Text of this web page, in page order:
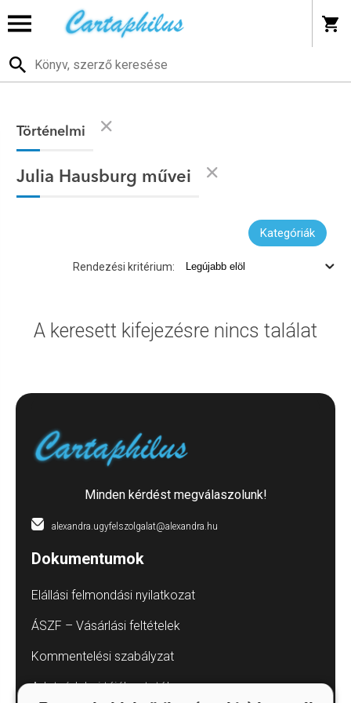
Történelmi
Julia Hausburg művei
Kategóriák
Rendezési kritérium:
A keresett kifejezésre nincs találat
Minden kérdést megválaszolunk!
alexandra.ugyfelszolgalat@alexandra.hu
Dokumentumok
Elállási felmondási nyilatkozat
ÁSZF – Vásárlási feltételek
Kommentelési szabályzat
Adatvédelmi tájékoztatók